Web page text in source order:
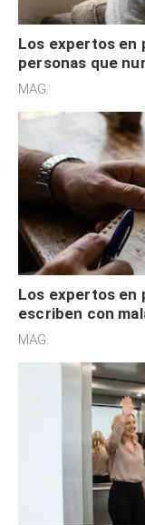
Los expertos en
personas que
redes sociales
MAG.
Los expertos en
escriben con
acelerado y no
MAG.